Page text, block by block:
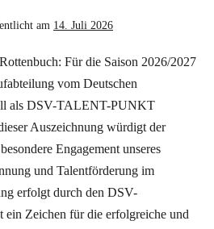
am 14. Juli 2026
Für die Saison 2026/2027
vom Deutschen
als DSV-TALENT-PUNKT
Auszeichnung würdigt der
Engagement unseres
und Talentförderung im
erfolgt durch den DSV-
ein Zeichen für die erfolgreiche und